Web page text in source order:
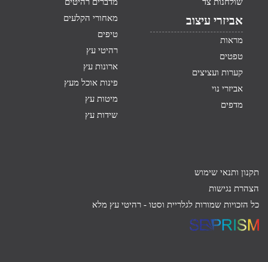
אביזרי עיצוב
מראות
טפטים
קערות ועציצים
אביזרי נוי
מדפים
מאחורי הקלעים
טיפים
רהיטי עץ
ארונות עץ
פינות אוכל מעץ
מיטות עץ
שידות עץ
תקנון ותנאי שימוש
הצהרת נגישות
כל הזכויות שמורות לגלריית וסטו - רהיטי עץ מלא